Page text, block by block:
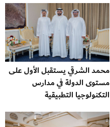
محمد الشرقي يستقبل الأول على
مستوى الدولة في مدارس
التكنولوجيا التطبيقية